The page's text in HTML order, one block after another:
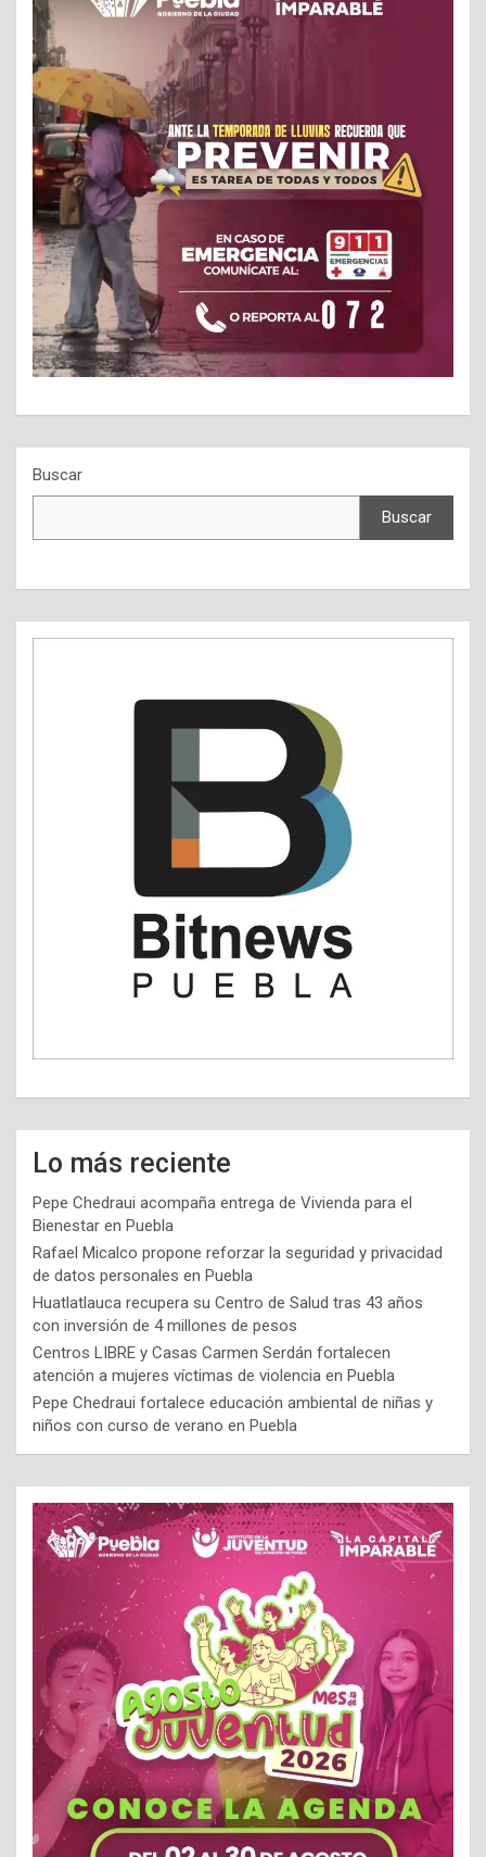
Buscar
Buscar
Lo más reciente
Pepe Chedraui acompaña entrega de Vivienda para el
Bienestar en Puebla
Rafael Micalco propone reforzar la seguridad y privacidad
de datos personales en Puebla
Huatlatlauca recupera su Centro de Salud tras 43 años
con inversión de 4 millones de pesos
Centros LIBRE y Casas Carmen Serdán fortalecen
atención a mujeres víctimas de violencia en Puebla
Pepe Chedraui fortalece educación ambiental de niñas y
niños con curso de verano en Puebla